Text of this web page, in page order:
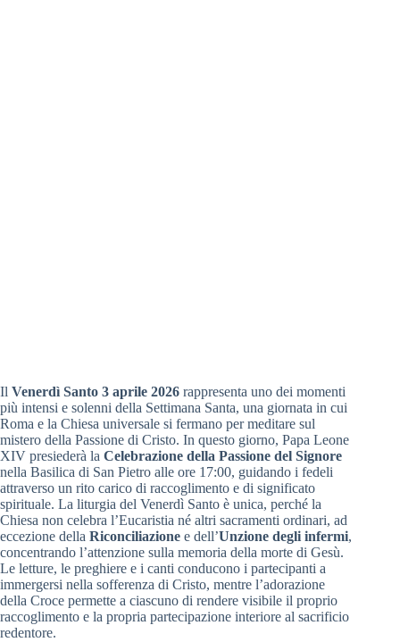
Il Venerdì Santo 3 aprile 2026 rappresenta uno dei momenti
più intensi e solenni della Settimana Santa, una giornata in cui
Roma e la Chiesa universale si fermano per meditare sul
mistero della Passione di Cristo. In questo giorno, Papa Leone
XIV presiederà la Celebrazione della Passione del Signore
nella Basilica di San Pietro alle ore 17:00, guidando i fedeli
attraverso un rito carico di raccoglimento e di significato
spirituale. La liturgia del Venerdì Santo è unica, perché la
Chiesa non celebra l’Eucaristia né altri sacramenti ordinari, ad
eccezione della Riconciliazione e dell’Unzione degli infermi,
concentrando l’attenzione sulla memoria della morte di Gesù.
Le letture, le preghiere e i canti conducono i partecipanti a
immergersi nella sofferenza di Cristo, mentre l’adorazione
della Croce permette a ciascuno di rendere visibile il proprio
raccoglimento e la propria partecipazione interiore al sacrificio
redentore.